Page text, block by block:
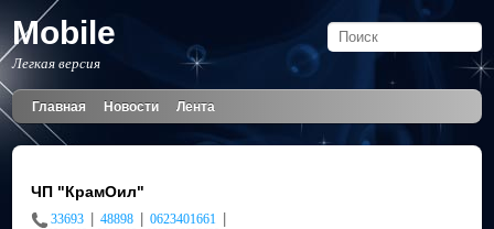
Mobile
Легкая версия
Главная Новости Лента
ЧП "КрамОил"
33693 48898 0623401661